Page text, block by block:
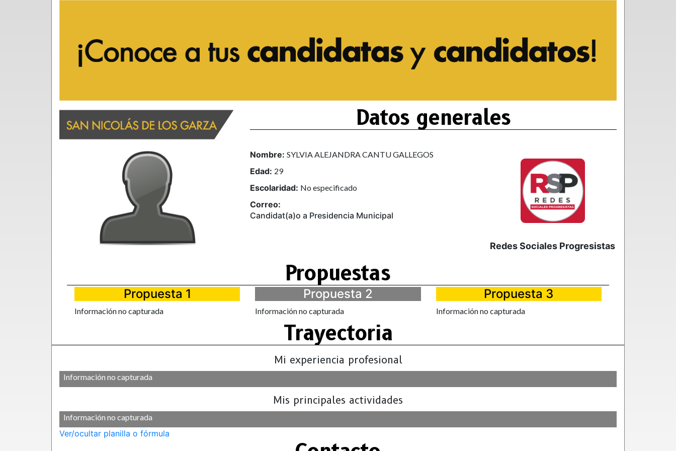
Datos generales
Nombre:SYLVIA ALEJANDRA CANTU GALLEGOS
Edad:29
Escolaridad: No especificado
Correo:
Candidat(a)o a Presidencia Municipal
Redes Sociales Progresistas
Propuestas
Propuesta 1
Información no capturada
Propuesta 2
Información no capturada
Propuesta 3
Información no capturada
Trayectoria
Mi experiencia profesional
Información no capturada
Mis principales actividades
Información no capturada
Ver/ocultar planilla o fórmula